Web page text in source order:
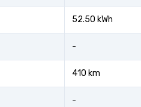
52.50 kWh
-
410 km
-